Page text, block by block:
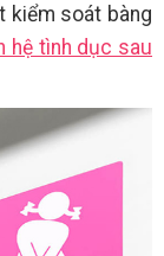
kiểm soát bàng
hệ tình dục sau